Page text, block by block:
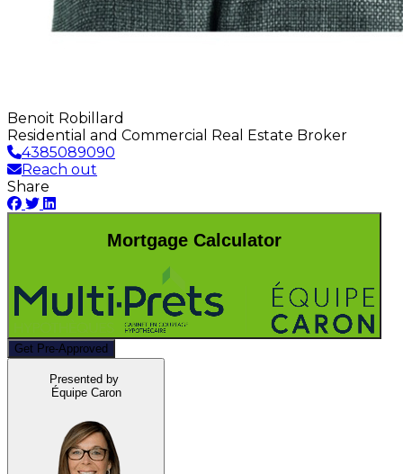
Benoit Robillard
Residential and Commercial Real Estate Broker
4385089090
Reach out
Share
Mortgage Calculator
Get Pre-Approved
Presented by
Équipe Caron